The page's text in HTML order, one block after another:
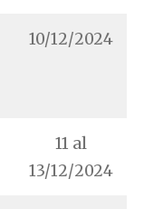
10/12/2024
11 al
13/12/2024